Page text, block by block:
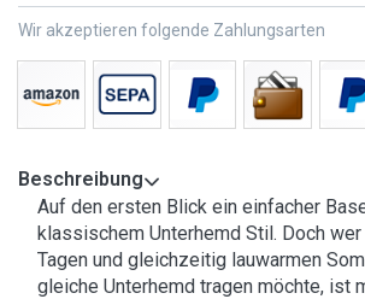
Wir akzeptieren folgende Zahlungsarten
Beschreibung
Auf den ersten Blick ein einfacher
klassischem Unterhemd Stil. Doch
Tagen und gleichzeitig lauwarmen
gleiche Unterhemd tragen möchte, ist